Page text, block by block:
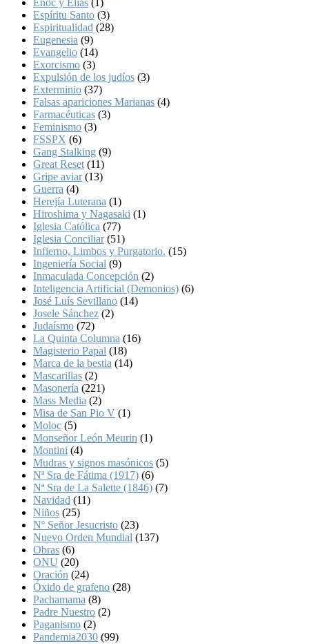
Espíritu Santo (3)
Espiritualidad (28)
Eugenesia (9)
Evangelio (14)
Exorcismo (3)
Expulsión de los judíos (3)
Exterminio (37)
Falsas apariciones Marianas (4)
Farmacéuticas (3)
Feminismo (3)
FSSPX (6)
Gang Stalking (9)
Great Reset (11)
Gripe aviar(13)
Guerra (4)
Herejía Luterana (1)
Hiroshima y Nagasaki (1)
Iglesia Católica (77)
Iglesia Conciliar(51)
Infierno, Limbos y Purgatorio. (15)
Ingeniería Social (9)
Inmaculada Concepción (2)
Inteligencia Artificial (Demonios) (6)
José Luís Sevillano (14)
Josele Sánchez (2)
Judaísmo (72)
La Quinta Columna (16)
Magisterio Papal (18)
Marca de la bestia (14)
Mascarillas (2)
Masonería (221)
Mass Media (2)
Misa de San Pio V (1)
Moloc (5)
Monseñor León Meurin (1)
Montini (4)
Mudras y signos masónicos (5)
Nª Sra de Fátima (1917) (6)
Nª Sra de La Salette (1846) (7)
Navidad (11)
Niños (25)
Nº Señor Jesucristo (23)
Nuevo Orden Mundial (137)
Obras (6)
ONU (20)
Oración (24)
Óxido de grafeno (28)
Pachamama (8)
Padre Nuestro (2)
Paganismo (2)
Pandemia2030 (99)